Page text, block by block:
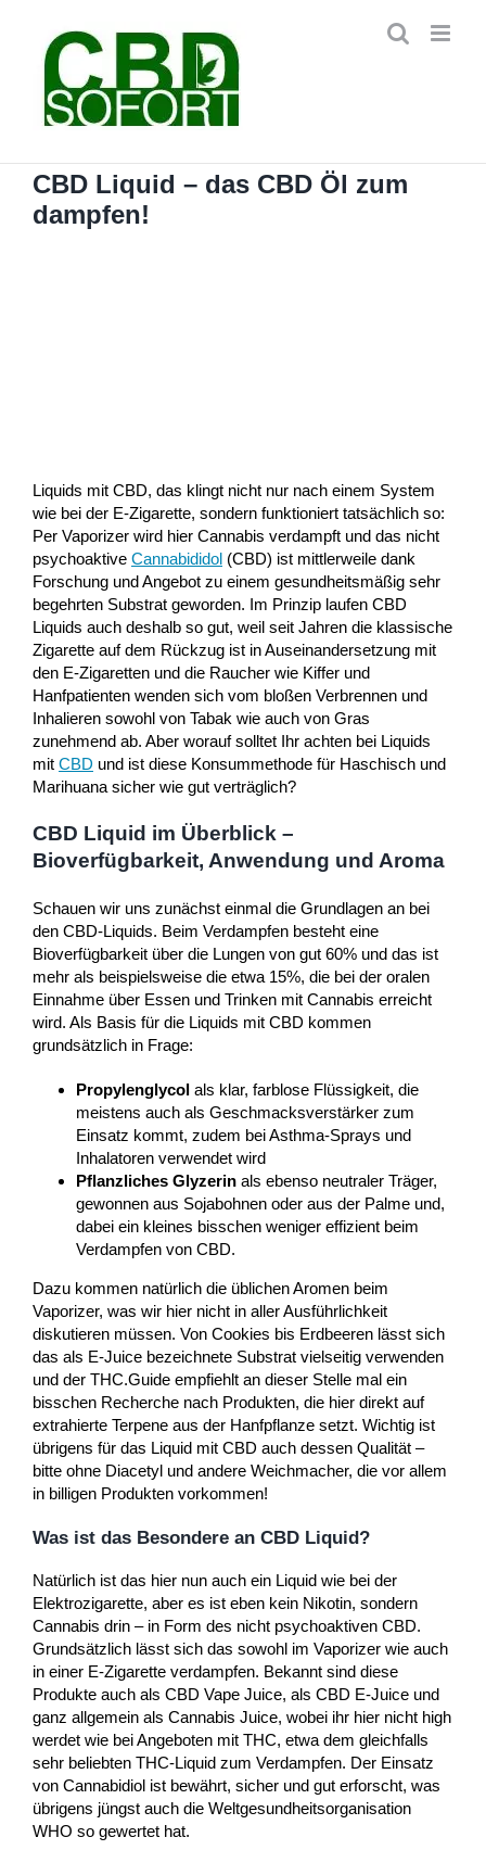
springen
CBD Liquid – das CBD Öl zum
dampfen!
Liquids mit CBD, das klingt nicht nur nach einem System
wie bei der E-Zigarette, sondern funktioniert tatsächlich so:
Per Vaporizer wird hier Cannabis verdampft und das nicht
psychoaktive Cannabididol (CBD) ist mittlerweile dank
Forschung und Angebot zu einem gesundheitsmäßig sehr
begehrten Substrat geworden. Im Prinzip laufen CBD
Liquids auch deshalb so gut, weil seit Jahren die klassische
Zigarette auf dem Rückzug ist in Auseinandersetzung mit
den E-Zigaretten und die Raucher wie Kiffer und
Hanfpatienten wenden sich vom bloßen Verbrennen und
Inhalieren sowohl von Tabak wie auch von Gras
zunehmend ab. Aber worauf solltet Ihr achten bei Liquids
mit CBD und ist diese Konsummethode für Haschisch und
Marihuana sicher wie gut verträglich?
CBD Liquid im Überblick –
Bioverfügbarkeit, Anwendung und Aroma
Schauen wir uns zunächst einmal die Grundlagen an bei
den CBD-Liquids. Beim Verdampfen besteht eine
Bioverfügbarkeit über die Lungen von gut 60% und das ist
mehr als beispielsweise die etwa 15%, die bei der oralen
Einnahme über Essen und Trinken mit Cannabis erreicht
wird. Als Basis für die Liquids mit CBD kommen
grundsätzlich in Frage:
Propylenglycol als klar, farblose Flüssigkeit, die
meistens auch als Geschmacksverstärker zum
Einsatz kommt, zudem bei Asthma-Sprays und
Inhalatoren verwendet wird
Pflanzliches Glyzerin als ebenso neutraler Träger,
gewonnen aus Sojabohnen oder aus der Palme und,
dabei ein kleines bisschen weniger effizient beim
Verdampfen von CBD.
Dazu kommen natürlich die üblichen Aromen beim
Vaporizer, was wir hier nicht in aller Ausführlichkeit
diskutieren müssen. Von Cookies bis Erdbeeren lässt sich
das als E-Juice bezeichnete Substrat vielseitig verwenden
und der THC.Guide empfiehlt an dieser Stelle mal ein
bisschen Recherche nach Produkten, die hier direkt auf
extrahierte Terpene aus der Hanfpflanze setzt. Wichtig ist
übrigens für das Liquid mit CBD auch dessen Qualität –
bitte ohne Diacetyl und andere Weichmacher, die vor allem
in billigen Produkten vorkommen!
Was ist das Besondere an CBD Liquid?
Natürlich ist das hier nun auch ein Liquid wie bei der
Elektrozigarette, aber es ist eben kein Nikotin, sondern
Cannabis drin – in Form des nicht psychoaktiven CBD.
Grundsätzlich lässt sich das sowohl im Vaporizer wie auch
in einer E-Zigarette verdampfen. Bekannt sind diese
Produkte auch als CBD Vape Juice, als CBD E-Juice und
ganz allgemein als Cannabis Juice, wobei ihr hier nicht high
werdet wie bei Angeboten mit THC, etwa dem gleichfalls
sehr beliebten THC-Liquid zum Verdampfen. Der Einsatz
von Cannabidiol ist bewährt, sicher und gut erforscht, was
übrigens jüngst auch die Weltgesundheitsorganisation
WHO so gewertet hat.